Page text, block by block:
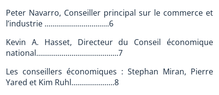
Peter Navarro, Conseiller principal sur le commerce et
l’industrie .................................6
Kevin A. Hasset, Directeur du Conseil économique
national..........................................7
Les conseillers économiques : Stephan Miran, Pierre
Yared et Kim Ruhl......................8